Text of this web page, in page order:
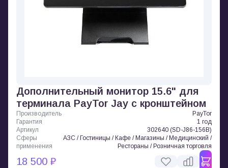
Дополнительный монитор 15.6" для
терминала PayTor Jay с кронштейном
Производитель
PayTor
Гарантия
1 год
Артикул
302640 (SD-J86-156B)
Сферы
применения
АЗС / Гостиницы / Кафе / Магазины / Медицинский /
Рестораны / Розничная торговля
18 500 ₽